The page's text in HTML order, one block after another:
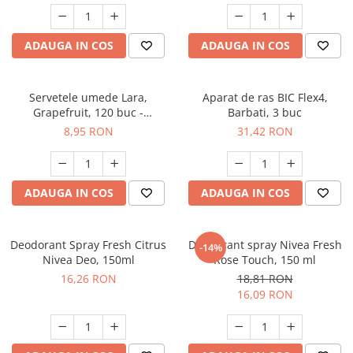
Suporturi si servetele
Tacamuri si seturi
Tavi copt
Termosuri si cani termos
Tigai si seturi
Tirbusoane si dopuri
Tocatoare de bucatarie
Vaze si boluri decorative
Vesela unica folosinta
Suporturi si accesorii de baie
Uscatoare de rufe
ADAUGA IN COS ADAUGA IN COS
Servetele umede Lara,
Grapefruit, 120 buc -
90021411
8,95 RON
ADAUGA IN COS
Aparat de ras BIC Flex4,
Barbati, 3 buc
31,42 RON
ADAUGA IN COS
Deodorant Spray Fresh Citrus
Nivea Deo, 150ml
16,26 RON
-14%
Deodorant spray Nivea Fresh
Rose Touch, 150 ml
18,81 RON
16,09 RON